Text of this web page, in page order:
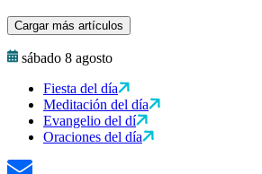
Cargar más artículos
sábado 8 agosto
Fiesta del día
Meditación del día
Evangelio del dí
Oraciones del día